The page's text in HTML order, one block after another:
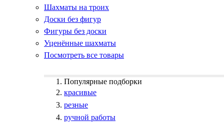
Шахматы на троих
Доски без фигур
Фигуры без доски
Уценённые шахматы
Посмотреть все товары
Популярные подборки
красивые
резные
ручной работы